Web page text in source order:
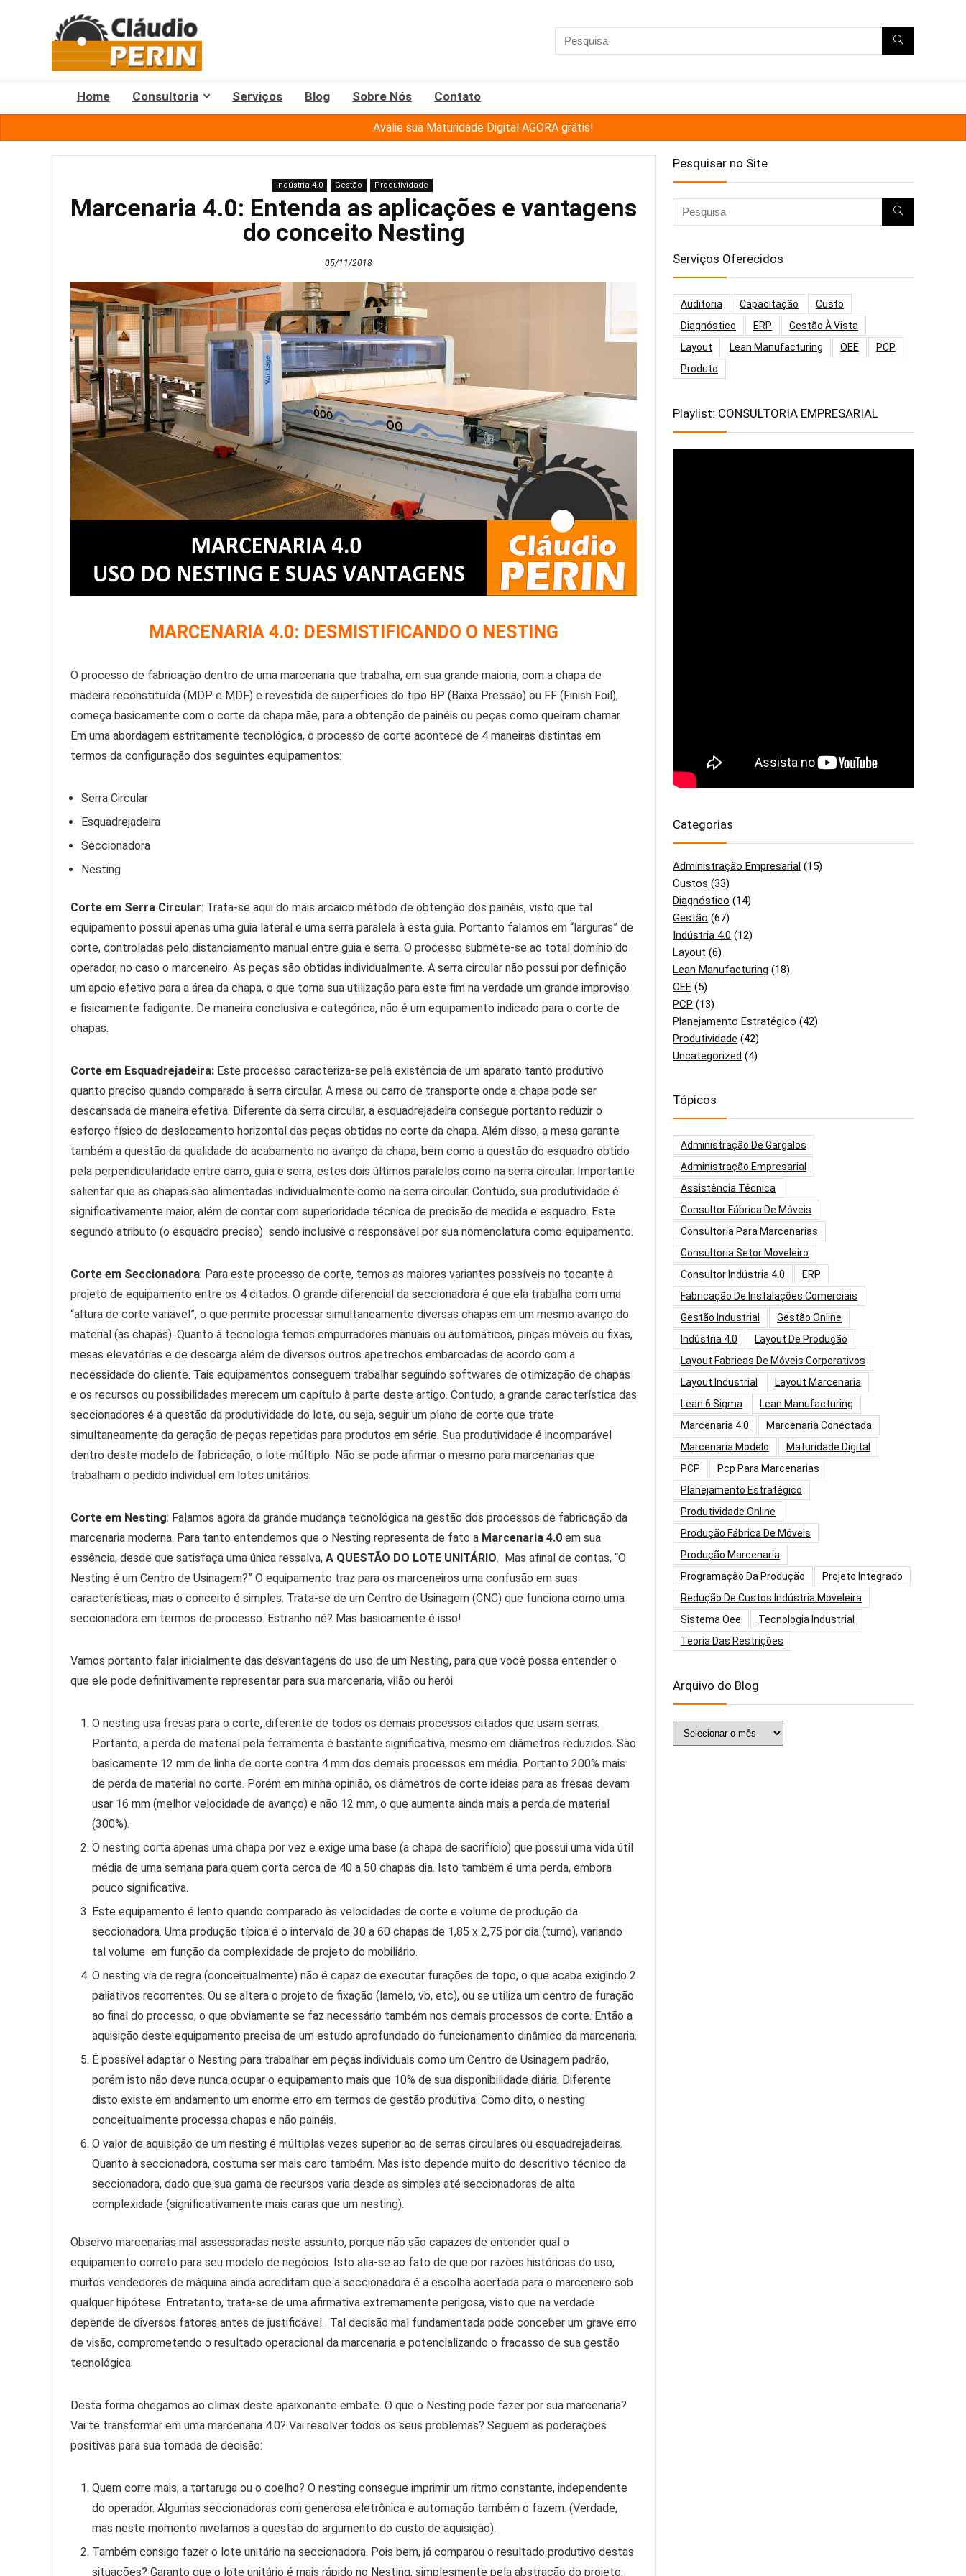
Home Consultoria Serviços Blog Sobre Nós Contato
Avalie sua Maturidade Digital AGORA grátis!
Indústria 4.0 Gestão Produtividade
Marcenaria 4.0: Entenda as aplicações e vantagens
do conceito Nesting
05/11/2018
MARCENARIA 4.0: DESMISTIFICANDO O NESTING
O processo de fabricação dentro de uma marcenaria que trabalha, em sua grande maioria, com a chapa de
madeira reconstituída (MDP e MDF) e revestida de superfícies do tipo BP (Baixa Pressão) ou FF (Finish Foil),
começa basicamente com o corte da chapa mãe, para a obtenção de painéis ou peças como queiram chamar.
Em uma abordagem estritamente tecnológica, o processo de corte acontece de 4 maneiras distintas em
termos da configuração dos seguintes equipamentos:
Serra Circular
Esquadrejadeira
Seccionadora
Nesting
Corte em Serra Circular: Trata-se aqui do mais arcaico método de obtenção dos painéis, visto que tal
equipamento possui apenas uma guia lateral e uma serra paralela à esta guia. Portanto falamos em “larguras” de
corte, controladas pelo distanciamento manual entre guia e serra. O processo submete-se ao total domínio do
operador, no caso o marceneiro. As peças são obtidas individualmente. A serra circular não possui por definição
um apoio efetivo para a área da chapa, o que torna sua utilização para este fim na verdade um grande improviso
e fisicamente fadigante. De maneira conclusiva e categórica, não é um equipamento indicado para o corte de
chapas.
Corte em Esquadrejadeira: Este processo caracteriza-se pela existência de um aparato tanto produtivo
quanto preciso quando comparado à serra circular. A mesa ou carro de transporte onde a chapa pode ser
descansada de maneira efetiva. Diferente da serra circular, a esquadrejadeira consegue portanto reduzir o
esforço físico do deslocamento horizontal das peças obtidas no corte da chapa. Além disso, a mesa garante
também a questão da qualidade do acabamento no avanço da chapa, bem como a questão do esquadro obtido
pela perpendicularidade entre carro, guia e serra, estes dois últimos paralelos como na serra circular. Importante
salientar que as chapas são alimentadas individualmente como na serra circular. Contudo, sua produtividade é
significativamente maior, além de contar com superioridade técnica de precisão de medida e esquadro. Este
segundo atributo (o esquadro preciso) sendo inclusive o responsável por sua nomenclatura como equipamento.
Corte em Seccionadora: Para este processo de corte, temos as maiores variantes possíveis no tocante à
projeto de equipamento entre os 4 citados. O grande diferencial da seccionadora é que ela trabalha com uma
“altura de corte variável”, o que permite processar simultaneamente diversas chapas em um mesmo avanço do
material (as chapas). Quanto à tecnologia temos empurradores manuais ou automáticos, pinças móveis ou fixas,
mesas elevatórias e de descarga além de diversos outros apetrechos embarcadas de acordo com a
necessidade do cliente. Tais equipamentos conseguem trabalhar seguindo softwares de otimização de chapas
e os recursos ou possibilidades merecem um capítulo à parte deste artigo. Contudo, a grande característica das
seccionadores é a questão da produtividade do lote, ou seja, seguir um plano de corte que trate
simultaneamente da geração de peças repetidas para produtos em série. Sua produtividade é incomparável
dentro deste modelo de fabricação, o lote múltiplo. Não se pode afirmar o mesmo para marcenarias que
trabalham o pedido individual em lotes unitários.
Corte em Nesting: Falamos agora da grande mudança tecnológica na gestão dos processos de fabricação da
marcenaria moderna. Para tanto entendemos que o Nesting representa de fato a Marcenaria 4.0 em sua
essência, desde que satisfaça uma única ressalva, A QUESTÃO DO LOTE UNITÁRIO. Mas afinal de contas, “O
Nesting é um Centro de Usinagem?” O equipamento traz para os marceneiros uma confusão em suas
características, mas o conceito é simples. Trata-se de um Centro de Usinagem (CNC) que funciona como uma
seccionadora em termos de processo. Estranho né? Mas basicamente é isso!
Vamos portanto falar inicialmente das desvantagens do uso de um Nesting, para que você possa entender o
que ele pode definitivamente representar para sua marcenaria, vilão ou herói:
O nesting usa fresas para o corte, diferente de todos os demais processos citados que usam serras.
Portanto, a perda de material pela ferramenta é bastante significativa, mesmo em diâmetros reduzidos. São
basicamente 12 mm de linha de corte contra 4 mm dos demais processos em média. Portanto 200% mais
de perda de material no corte. Porém em minha opinião, os diâmetros de corte ideias para as fresas devam
usar 16 mm (melhor velocidade de avanço) e não 12 mm, o que aumenta ainda mais a perda de material
(300%).
O nesting corta apenas uma chapa por vez e exige uma base (a chapa de sacrifício) que possui uma vida útil
média de uma semana para quem corta cerca de 40 a 50 chapas dia. Isto também é uma perda, embora
pouco significativa.
Este equipamento é lento quando comparado às velocidades de corte e volume de produção da
seccionadora. Uma produção típica é o intervalo de 30 a 60 chapas de 1,85 x 2,75 por dia (turno), variando
tal volume em função da complexidade de projeto do mobiliário.
O nesting via de regra (conceitualmente) não é capaz de executar furações de topo, o que acaba exigindo 2
paliativos recorrentes. Ou se altera o projeto de fixação (lamelo, vb, etc), ou se utiliza um centro de furação
ao final do processo, o que obviamente se faz necessário também nos demais processos de corte. Então a
aquisição deste equipamento precisa de um estudo aprofundado do funcionamento dinâmico da marcenaria.
É possível adaptar o Nesting para trabalhar em peças individuais como um Centro de Usinagem padrão,
porém isto não deve nunca ocupar o equipamento mais que 10% de sua disponibilidade diária. Diferente
disto existe em andamento um enorme erro em termos de gestão produtiva. Como dito, o nesting
conceitualmente processa chapas e não painéis.
O valor de aquisição de um nesting é múltiplas vezes superior ao de serras circulares ou esquadrejadeiras.
Quanto à seccionadora, costuma ser mais caro também. Mas isto depende muito do descritivo técnico da
seccionadora, dado que sua gama de recursos varia desde as simples até seccionadoras de alta
complexidade (significativamente mais caras que um nesting).
Observo marcenarias mal assessoradas neste assunto, porque não são capazes de entender qual o
equipamento correto para seu modelo de negócios. Isto alia-se ao fato de que por razões históricas do uso,
muitos vendedores de máquina ainda acreditam que a seccionadora é a escolha acertada para o marceneiro sob
qualquer hipótese. Entretanto, trata-se de uma afirmativa extremamente perigosa, visto que na verdade
depende de diversos fatores antes de justificável. Tal decisão mal fundamentada pode conceber um grave erro
de visão, comprometendo o resultado operacional da marcenaria e potencializando o fracasso de sua gestão
tecnológica.
Desta forma chegamos ao climax deste apaixonante embate. O que o Nesting pode fazer por sua marcenaria?
Vai te transformar em uma marcenaria 4.0? Vai resolver todos os seus problemas? Seguem as poderações
positivas para sua tomada de decisão:
Quem corre mais, a tartaruga ou o coelho? O nesting consegue imprimir um ritmo constante, independente
do operador. Algumas seccionadoras com generosa eletrônica e automação também o fazem. (Verdade,
mas neste momento nivelamos a questão do argumento do custo de aquisição).
Também consigo fazer o lote unitário na seccionadora. Pois bem, já comparou o resultado produtivo destas
situações? Garanto que o lote unitário é mais rápido no Nesting, simplesmente pela abstração do projeto.
Pesquisar no Site
Serviços Oferecidos
Auditoria Capacitação
Custo
Diagnóstico
ERP
Gestão À Vista
Layout
Lean Manufacturing OEE
PCP
Produto
Playlist: CONSULTORIA EMPRESARIAL
Categorias
Administração Empresarial (15)
Custos (33)
Diagnóstico (14)
Gestão (67)
Indústria 4.0 (12)
Layout (6)
Lean Manufacturing (18)
OEE (5)
PCP (13)
Planejamento Estratégico (42)
Produtividade (42)
Uncategorized (4)
Tópicos
Administração De Gargalos
Administração Empresarial
Assistência Técnica
Consultor Fábrica De Móveis
Consultoria Para Marcenarias
Consultoria Setor Moveleiro
Consultor Indústria 4.0
ERP
Fabricação De Instalações Comerciais
Gestão Industrial
Gestão Online
Indústria 4.0
Layout De Produção
Layout Fabricas De Móveis Corporativos
Layout Industrial
Layout Marcenaria
Lean 6 Sigma
Lean Manufacturing
Marcenaria 4.0
Marcenaria Conectada
Marcenaria Modelo
Maturidade Digital
PCP
Pcp Para Marcenarias
Planejamento Estratégico
Produtividade Online
Produção Fábrica De Móveis
Produção Marcenaria
Programação Da Produção
Projeto Integrado
Redução De Custos Indústria Moveleira
Sistema Oee
Tecnologia Industrial
Teoria Das Restrições
Arquivo do Blog
Arquivo
do